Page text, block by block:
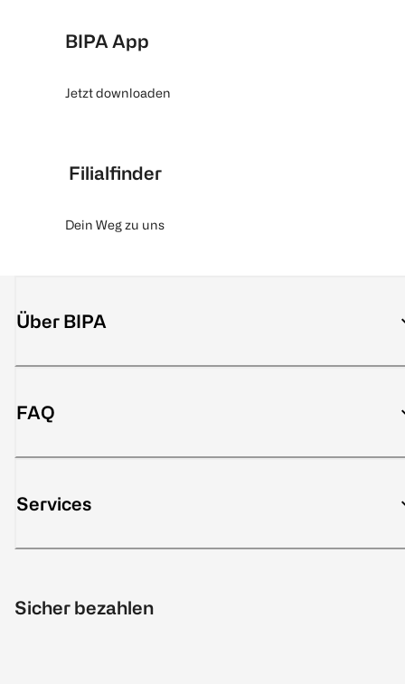
BIPA App
Jetzt downloaden
Filialfinder
Dein Weg zu uns
Über BIPA
FAQ
Services
Sicher bezahlen